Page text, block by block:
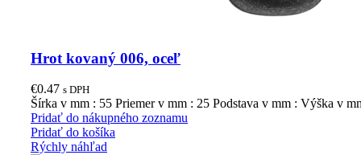
Hrot kovaný 006, oceľ
€0.47 s DPH
Šírka v mm : 55 Priemer v mm : 25 Podstava v mm : Výška v
Pridať do nákupného zoznamu
Pridať do košíka
Rýchly náhľad